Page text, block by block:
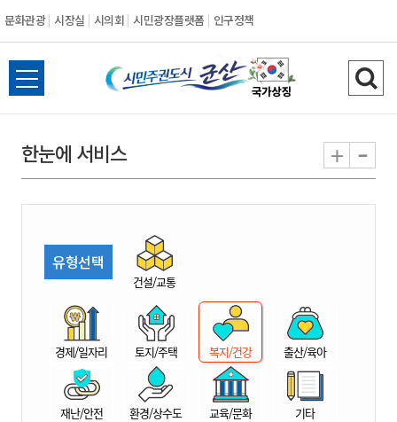
문화관광 시장실 시의회 시민광장플랫폼 인구정책
시
민
권
시
산
전
체
뉴
열
검
색
기
한눈에 서비스 + -
유형선택
건설/교통
경제/일자리 토지/주택 복지/건강 출산/육아
재난/안전 환경/상수도 교육/문화 기타